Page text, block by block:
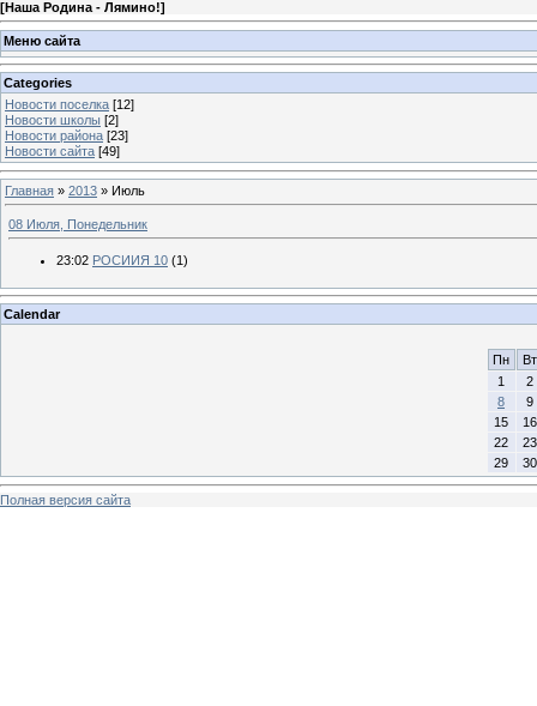
[Наша Родина - Лямино!]
Меню сайта
Categories
Новости поселка [12]
Новости школы [2]
Новости района [23]
Новости сайта [49]
Главная » 2013 » Июль
08 Июля, Понедельник
23:02 РОСИИЯ 10 (1)
Calendar
Пн
Вт
1
2
8
9
15
16
22
23
29
30
Полная версия сайта